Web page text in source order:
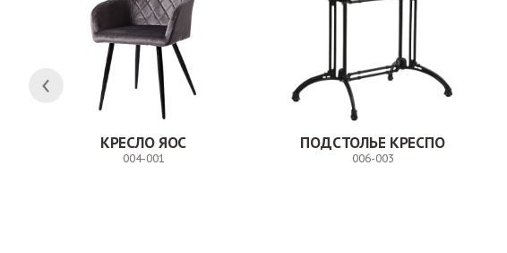
КРЕСЛО ЯОС
004-001
ПОДСТОЛЬЕ КРЕСПО
006-003